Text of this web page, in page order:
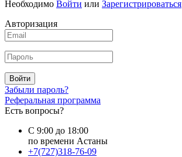
Необходимо Войти или Зарегистрироваться
Авторизация
Войти
Забыли пароль?
Реферальная программа
Есть вопросы?
С 9:00 до 18:00
по времени Астаны
+7(727)318-76-09